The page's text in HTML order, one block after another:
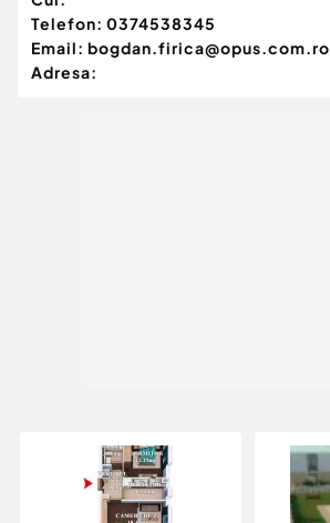
Telefon: 0374538345
Email: bogdan.firica@opus.com.ro
Adresa: